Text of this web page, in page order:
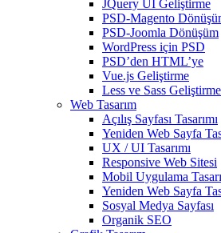
JQuery UI Geliştirme
PSD-Magento
PSD-Joomla Dönüşüm
WordPress için PSD
PSD’den HTML’ye
Vue.js Geliştirme
Less ve Sass Geliştirme
Web Tasarım
Açılış Sayfası Tasarımı
Yeniden Web Sayfa
UX / UI Tasarımı
Responsive Web Sitesi
Mobil Uygulama
Yeniden Web Sayfa
Sosyal Medya Sayfası
Organik SEO